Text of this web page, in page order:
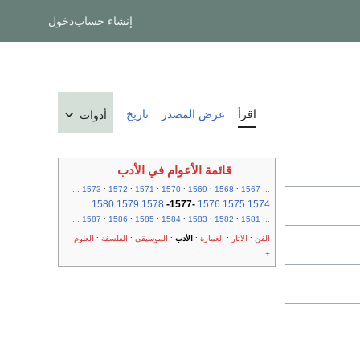
إنشاء حسابدخول
اقرأ عرض المصدر تاريخ أدوات
قائمة الأعوام في الأدب
...
1567
1568
1569
1570
1571
1572
1573
...
1574
1575
1576
-
1577
-
1578
1579
1580
...
1581
1582
1583
1584
1585
1586
1587
...
الفن الآثار العمارة الأدب الموسيقى الفلسفة
العلوم
+...